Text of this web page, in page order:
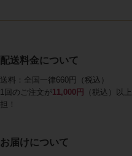
配送料金について
送料：全国一律660円（税込）
1回のご注文が11,000円
（税込）以
担！
お届けについて